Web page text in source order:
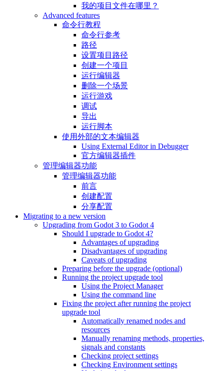
我的项目文件在哪里？
Advanced features
命令行教程
命令行参考
路径
设置项目路径
创建一个项目
运行编辑器
删除一个场景
运行游戏
调试
导出
运行脚本
使用外部的文本编辑器
Using External Editor in Debugger
官方编辑器插件
管理编辑器功能
管理编辑器功能
前言
创建配置
分享配置
Migrating to a new version
Upgrading from Godot 3 to Godot 4
Should I upgrade to Godot 4?
Advantages of upgrading
Disadvantages of upgrading
Caveats of upgrading
Preparing before the upgrade (optional)
Running the project upgrade tool
Using the Project Manager
Using the command line
Fixing the project after running the project
upgrade tool
Automatically renamed nodes and
resources
Manually renaming methods, properties,
signals and constants
Checking project settings
Checking Environment settings